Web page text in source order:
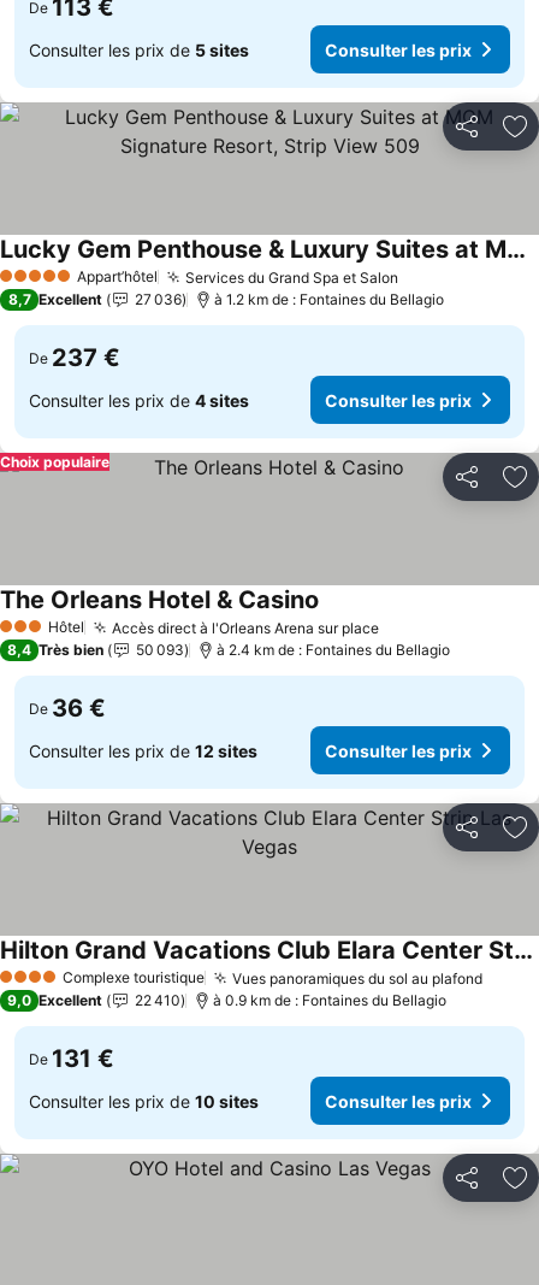
De 113 €
Consulter les prix de 5 sites Consulter les prix
Partager
5 Étoiles Appart’hôtel Services du Grand Spa et Salon
Lucky Gem Penthouse & Luxury Suites at MGM Signature Resort, Strip View 509
Consulter les prix
8,7 Excellent 27 036 à 1.2 km de : Fontaines du Bellagio
De 237 €
Consulter les prix de 4 sites Consulter les prix
Partager
Choix populaire
3 ÉtoilesHôtel Accès direct à l'Orleans Arena sur placeConsulter les prix
The Orleans Hotel & Casino
8,4 Très bien 50 093 à 2.4 km de : Fontaines du Bellagio
De 36 €
Consulter les prix de 12 sites Consulter les prix
Partager
4 Étoiles Complexe touristique Vues panoramiques du sol au plafond
Hilton Grand Vacations Club Elara Center Strip Las Vegas
Consulter les prix
9,0 Excellent 22 410 à 0.9 km de : Fontaines du Bellagio
De 131 €
Consulter les prix de 10 sites Consulter les prix
Partager